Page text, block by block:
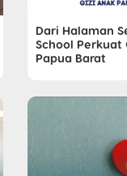
Dari Halaman
School Perkuat
Papua Barat